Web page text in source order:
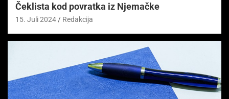
Čeklista kod povratka iz Njemačke
15. Juli 2024 Redakcija